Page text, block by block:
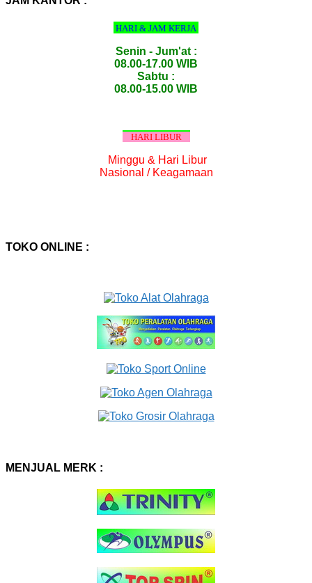
HARI & JAM KERJA
Senin - Jum'at :
08.00-17.00 WIB
Sabtu :
08.00-15.00 WIB
HARI LIBUR
Minggu & Hari Libur
Nasional / Keagamaan
TOKO ONLINE :
MENJUAL MERK :